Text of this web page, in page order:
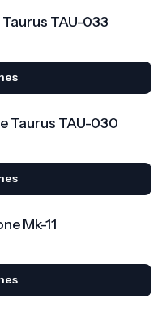
TAU-033
Taurus TAU-030
Mk-11